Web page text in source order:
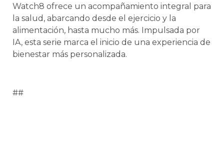
Watch8 ofrece un acompañamiento integral para
la salud, abarcando desde el ejercicio y la
alimentación, hasta mucho más. Impulsada por
IA, esta serie marca el inicio de una experiencia de
bienestar más personalizada.
##